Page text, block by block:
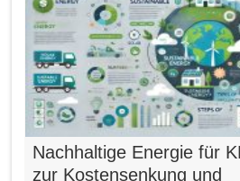
Nachhaltige Energie für
zur Kostensenkung und